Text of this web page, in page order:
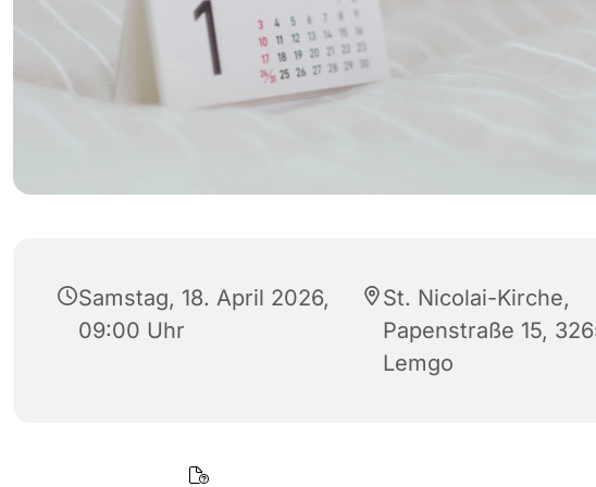
Samstag, 18. April 2026,
09:00 Uhr
St. Nicolai-Kirche,
Papenstraße 15,
Lemgo